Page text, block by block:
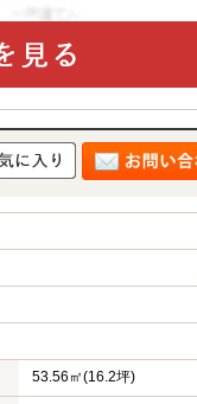
53.56㎡(16.2坪)